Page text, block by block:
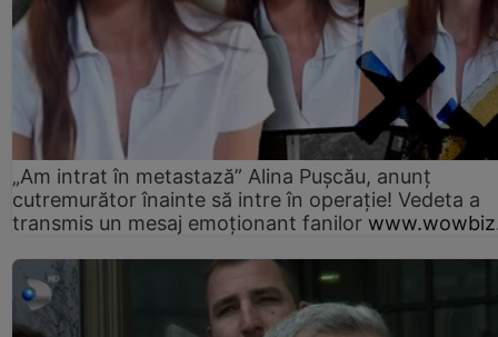
„Am intrat în metastază” Alina Pușcău, anunț
cutremurător înainte să intre în operație! Vedeta a
transmis un mesaj emoționant fanilor